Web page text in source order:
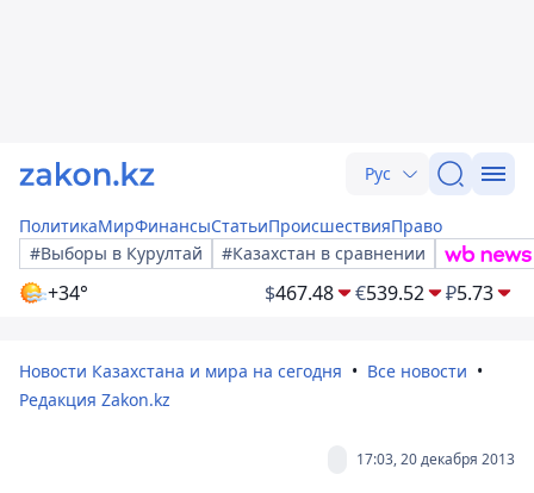
Рус
ПолитикаМирФинансыСтатьиПроисшествияПраво
#Выборы в Курултай
#Казахстан в сравнении
+34° $467.48 €539.52 ₽5.73
Новости Казахстана и мира на сегодня
Все новости
Редакция Zakon.kz
17:03, 20 декабря 2013